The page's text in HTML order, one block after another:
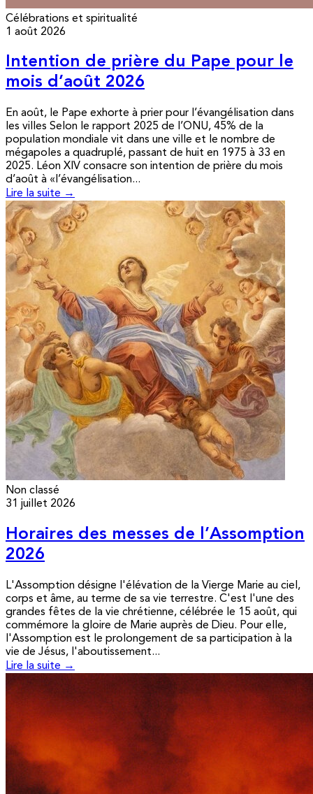
Célébrations et spiritualité
1 août 2026
Intention de prière du Pape pour le
mois d’août 2026
En août, le Pape exhorte à prier pour l’évangélisation dans
les villes Selon le rapport 2025 de l’ONU, 45% de la
population mondiale vit dans une ville et le nombre de
mégapoles a quadruplé, passant de huit en 1975 à 33 en
2025. Léon XIV consacre son intention de prière du mois
d’août à «l’évangélisation...
Lire la suite →
Non classé
31 juillet 2026
Horaires des messes de l’Assomption
2026
L'Assomption désigne l'élévation de la Vierge Marie au ciel,
corps et âme, au terme de sa vie terrestre. C'est l'une des
grandes fêtes de la vie chrétienne, célébrée le 15 août, qui
commémore la gloire de Marie auprès de Dieu. Pour elle,
l'Assomption est le prolongement de sa participation à la
vie de Jésus, l'aboutissement...
Lire la suite →